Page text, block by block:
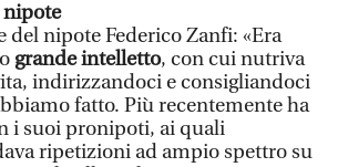
nipote
del nipote Federico Zanfi: «Era
grande intelletto, con cui nutriva
indirizzandoci e consigliandoci
fatto. Più recentemente ha
i suoi pronipoti, ai quali
ripetizioni ad ampio spettro su